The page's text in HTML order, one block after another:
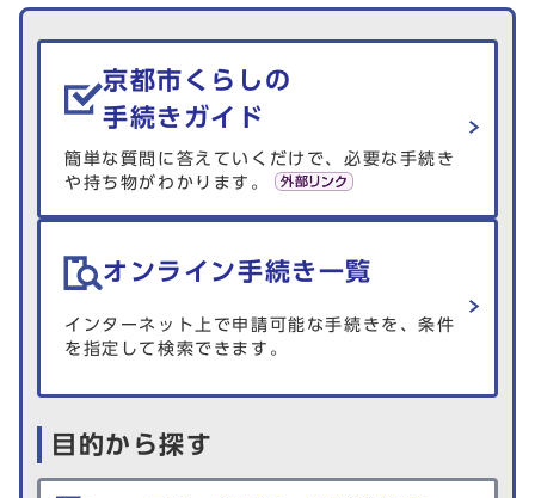
生活情報を探す
京都市くらしの
手続きガイド
簡単な質問に答えていくだけで、必要な手続き
や持ち物がわかります。
オンライン手続き一覧
インターネット上で申請可能な手続きを、条件
を指定して検索できます。
目的から探す